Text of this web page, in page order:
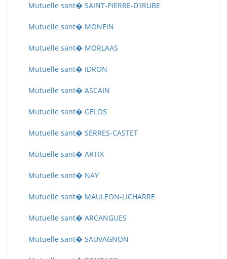
Mutuelle sant� SAINT-PIERRE-D'IRUBE
Mutuelle sant� MONEIN
Mutuelle sant� MORLAAS
Mutuelle sant� IDRON
Mutuelle sant� ASCAIN
Mutuelle sant� GELOS
Mutuelle sant� SERRES-CASTET
Mutuelle sant� ARTIX
Mutuelle sant� NAY
Mutuelle sant� MAULEON-LICHARRE
Mutuelle sant� ARCANGUES
Mutuelle sant� SAUVAGNON